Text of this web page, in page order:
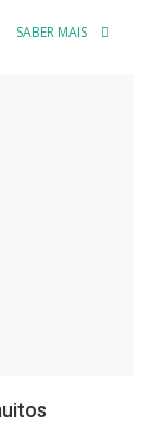
SABER MAIS